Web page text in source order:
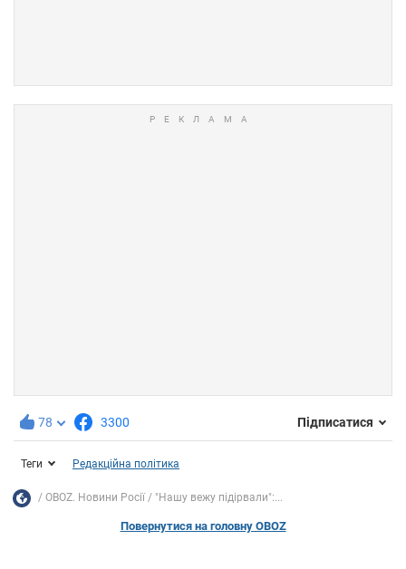
78 3300 Підписатися
Теги Редакційна політика
OBOZ. Новини Росії "Нашу вежу підірвали":...
Повернутися на головну OBOZ